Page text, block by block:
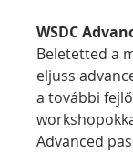
WSDC
Beletetted a
eljuss
a további
Advanced